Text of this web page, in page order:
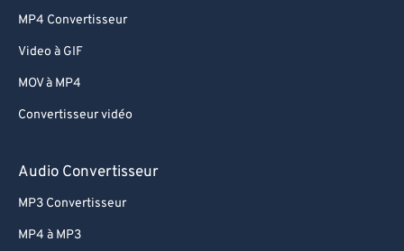
MP4 Convertisseur
Video à GIF
MOV à MP4
Convertisseur vidéo
Audio Convertisseur
MP3 Convertisseur
MP4 à MP3